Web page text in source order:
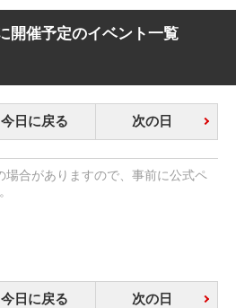
開催予定のイベント一覧
今日に戻る 次の日
場合がありますので、事前に公式ペ
今日に戻る 次の日